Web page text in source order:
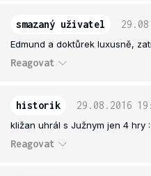
smazaný uživatel
Edmund a doktůrek luxusně,
Reagovat
historik 29.08.2016
kližan uhrál s Južnym jen 4 hry
Reagovat